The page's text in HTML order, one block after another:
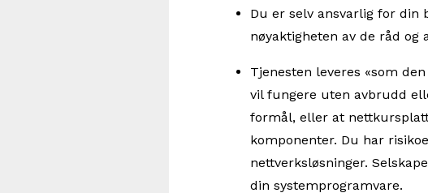
Du er selv ansvarlig for din
nøyaktigheten av de råd
Tjenesten leveres «som
vil fungere uten avbrudd
formål, eller at
komponenter. Du har
nettverksløsninger.
din systemprogramvare.